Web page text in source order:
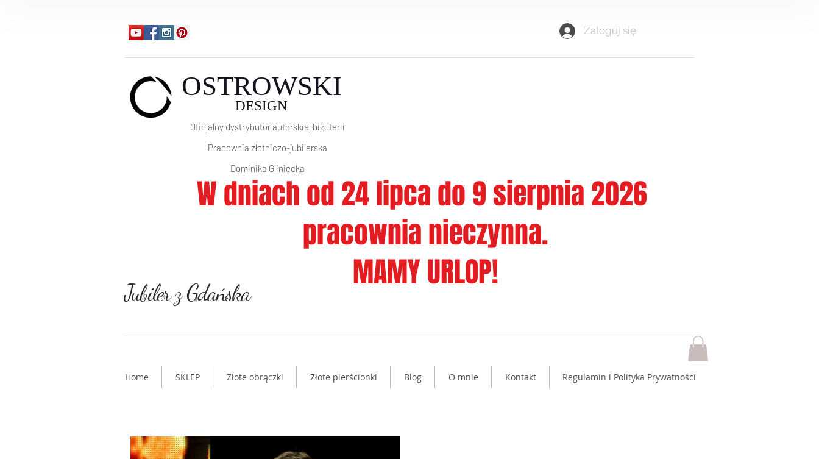
Zaloguj się
OSTROWSKI
DESIGN
Oficjalny dystrybutor autorskiej biżuterii
Pracownia złotniczo-jubilerska
Dominika Gliniecka
Jubiler z Gdańska
W dniach od 24 lipca do 9 sierpnia 2026
pracownia nieczynna.
MAMY URLOP!
Home SKLEP Złote obrączki Złote pierścionki Blog O mnie Kontakt Regulamin i Polityka Prywatności